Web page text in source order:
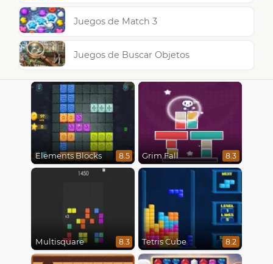
Juegos de Match 3
Juegos de Buscar Objetos
Elements Blocks 8.5 Grim Fall 8.3
Multisquare 8.3 Tetris Cube 8.2